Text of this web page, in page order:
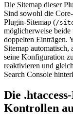
Die Sitemap dieser
Sind sowohl die
Plugin-Sitemap (/
möglicherweise
doppelten Einträgen.
Sitemap
seine Konfiguration
reaktivieren und
Search Console
Die
Kontrollen